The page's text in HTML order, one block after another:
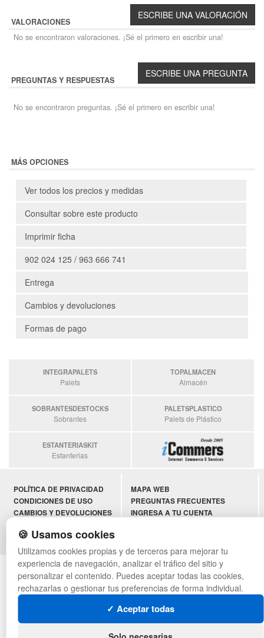
VALORACIONES
No se encontraron valoraciones. ¡Sé el primero en escribir una!
PREGUNTAS Y RESPUESTAS
No se encontraron preguntas. ¡Sé el primero en escribir una!
MÁS OPCIONES
Ver todos los precios y medidas
Consultar sobre este producto
Imprimir ficha
902 024 125 / 963 666 741
Entrega
Cambios y devoluciones
Formas de pago
INTEGRAPALETS
Palets
TOPALMACEN
Almacén
SOBRANTESDESTOCKS
Sobrantes
PALETSPLASTICO
Palets de Plástico
ESTANTERIASKIT
Estanterias
POLÍTICA DE PRIVACIDAD
CONDICIONES DE USO
CAMBIOS Y DEVOLUCIONES
QUIENES SOMOS
MAPA WEB
PREGUNTAS FRECUENTES
INGRESA A TU CUENTA
© asistentecompras.com - Todos los derechos reservados
🍪 Usamos cookies
Utilizamos cookies propias y de terceros para mejorar tu
experiencia de navegación, analizar el tráfico del sitio y
personalizar el contenido. Puedes aceptar todas las cookies,
rechazarlas o gestionar tus preferencias de forma individual.
✓ Aceptar todas